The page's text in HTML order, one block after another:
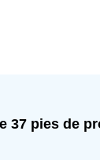
pies de